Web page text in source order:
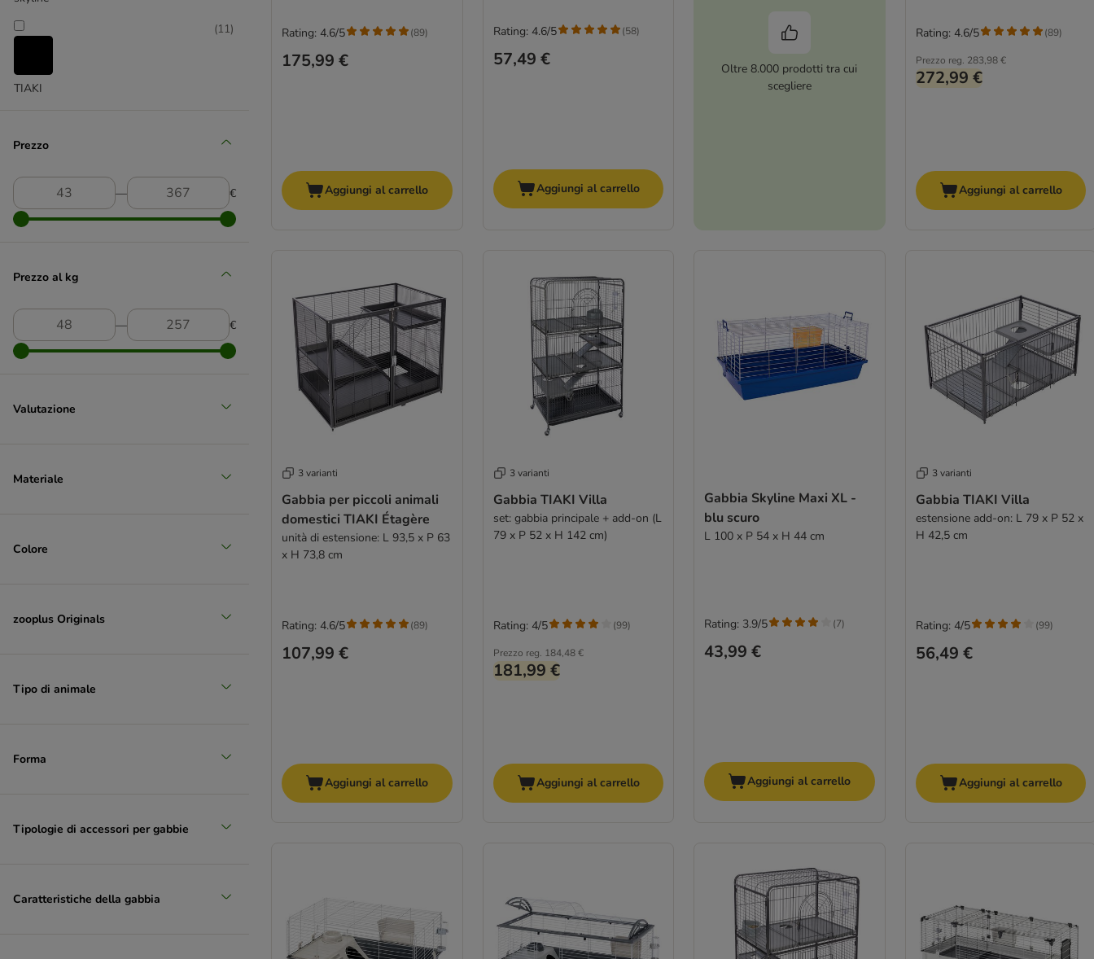
TIAKI
(11)
Prezzo
― €
Prezzo al kg
― €
Valutazione
Materiale
Colore
zooplus Originals
Tipo di animale
Forma
Tipologie di accessori per gabbie
Caratteristiche della gabbia
175,99 €
Rating: 4.6/5 (89)
Aggiungi al carrello
57,49 €
Rating: 4.6/5 (58)
Aggiungi al carrello
Oltre 8.000 prodotti tra cui
scegliere
Prezzo reg. 283,98 €
272,99 €
Rating: 4.6/5 (89)
Aggiungi al carrello
3 varianti
Gabbia per piccoli animali
domestici TIAKI Étagère
unità di estensione: L 93,5 x P 63
x H 73,8 cm
107,99 €
Rating: 4.6/5 (89)
Aggiungi al carrello
3 varianti
Gabbia TIAKI Villa
set: gabbia principale + add-on (L
79 x P 52 x H 142 cm)
Prezzo reg. 184,48 €
181,99 €
Rating: 4/5 (99)
Aggiungi al carrello
Gabbia Skyline Maxi XL -
blu scuro
L 100 x P 54 x H 44 cm
43,99 €
Rating: 3.9/5 (7)
Aggiungi al carrello
3 varianti
Gabbia TIAKI Villa
estensione add-on: L 79 x P 52 x
H 42,5 cm
56,49 €
Rating: 4/5 (99)
Aggiungi al carrello